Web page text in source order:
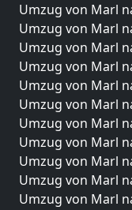
Umzug von Marl
Umzug von Marl
Umzug von Marl
Umzug von Marl
Umzug von Marl
Umzug von Marl
Umzug von Marl
Umzug von Marl
Umzug von Marl
Umzug von Marl
Umzug von Marl